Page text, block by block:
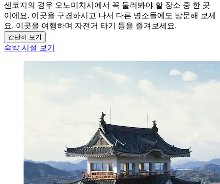
센코지의 경우 오노미치시에서 꼭 둘러봐야 할 장소 중 한 곳
이에요. 이곳을 구경하시고 나서 다른 명소들에도 방문해 보세
요. 이곳을 여행하며 자전거 타기 등을 즐겨보세요.
간단히 보기
숙박 시설 보기